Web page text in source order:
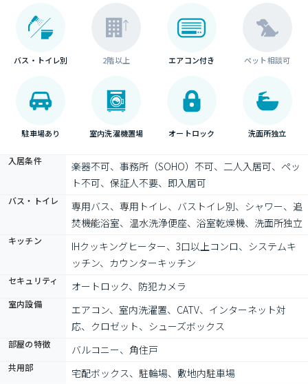
バス・トイレ別 2階以上 エアコン付き ペット相談可
駐車場あり 室内洗濯機置場 オートロック 洗面所独立
入居条件
楽器不可、事務所（SOHO）不可、二人入居可、ペッ
ト不可、保証人不要、即入居可
バス・トイレ
専用バス、専用トイレ、バストイレ別、シャワー、追
焚機能浴室、温水洗浄便座、浴室乾燥機、洗面所独立
キッチン
IHクッキングヒーター、3口以上コンロ、システムキ
ッチン、カウンターキッチン
セキュリティ オートロック、防犯カメラ
室内設備
エアコン、室内洗濯置、CATV、インターネット対
応、クロゼット、シューズボックス
部屋の特徴 バルコニー、角住戸
共用部 宅配ボックス、駐輪場、敷地内駐車場